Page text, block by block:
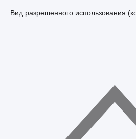
Вид разрешенного использования